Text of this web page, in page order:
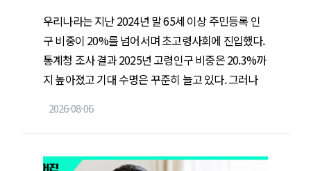
우리나라는 지난 2024년 말 65세 이상 주민등록 인
구 비중이 20%를 넘어서며 초고령사회에 진입했다.
통계청 조사 결과 2025년 고령인구 비중은 20.3%까
지 높아졌고 기대 수명은 꾸준히 늘고 있다. 그러나
른 문제다. 특히 디지털 기술이 일상으로 자리 잡으면
서 고령층은 새로운 형태의 불편과 마주하고 있다.
2026-08-06